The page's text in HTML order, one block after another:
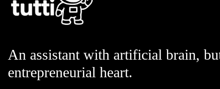
An assistant with artificial brain,
entrepreneurial heart.